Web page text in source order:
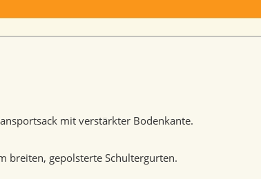
mit verstärkter Bodenkante.
breiten, gepolsterte Schultergurten.